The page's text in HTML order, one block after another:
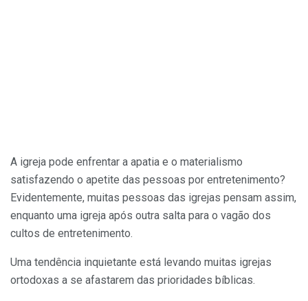
A igreja pode enfrentar a apatia e o materialismo
satisfazendo o apetite das pessoas por entretenimento?
Evidentemente, muitas pessoas das igrejas pensam assim,
enquanto uma igreja após outra salta para o vagão dos
cultos de entretenimento.
Uma tendência inquietante está levando muitas igrejas
ortodoxas a se afastarem das prioridades bíblicas.